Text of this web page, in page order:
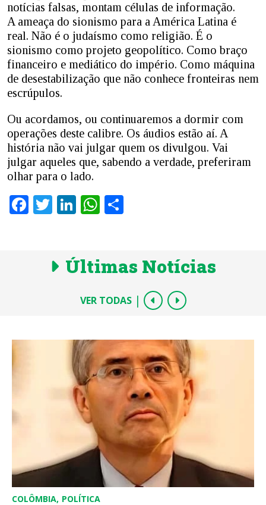
notícias falsas, montam células de informação.
A ameaça do sionismo para a América Latina é
real. Não é o judaísmo como religião. É o
sionismo como projeto geopolítico. Como braço
financeiro e mediático do império. Como máquina
de desestabilização que não conhece fronteiras nem
escrúpulos.
Ou acordamos, ou continuaremos a dormir com
operações deste calibre. Os áudios estão aí. A
história não vai julgar quem os divulgou. Vai
julgar aqueles que, sabendo a verdade, preferiram
olhar para o lado.
Facebook
TwitterLinkedInWhatsApp
Últimas Notícias
VER TODAS |
COLÔMBIA POLÍTICA